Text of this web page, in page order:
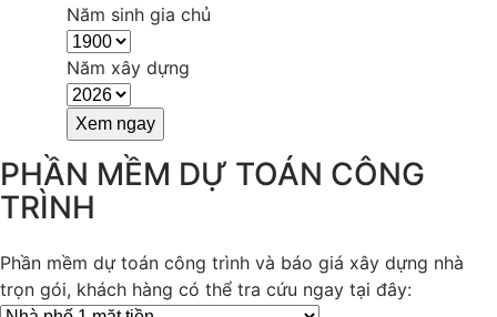
Năm sinh gia chủ
Năm xây dựng
PHẦN MỀM DỰ TOÁN CÔNG
TRÌNH
Phần mềm dự toán công trình và báo giá xây dựng nhà
trọn gói, khách hàng có thể tra cứu ngay tại đây: